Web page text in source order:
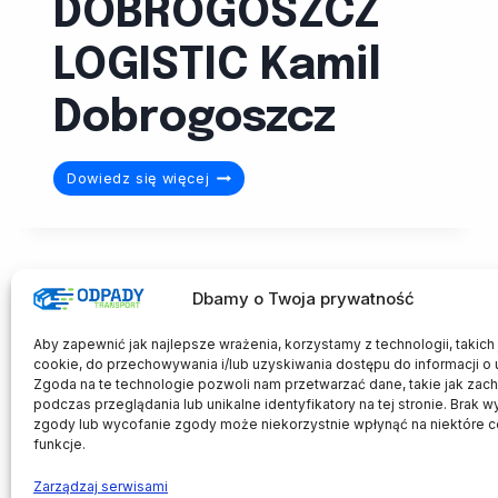
Dbamy o Twoja prywatność
Aby zapewnić jak najlepsze wrażenia, korzystamy z technologii, takich
cookie, do przechowywania i/lub uzyskiwania dostępu do informacji o
Zgoda na te technologie pozwoli nam przetwarzać dane, takie jak
podczas przeglądania lub unikalne identyfikatory na tej stronie. Brak
zgody lub wycofanie zgody może niekorzystnie wpłynąć na niektóre
funkcje.
Zarządzaj serwisami
DOBROGOSZCZ
LOGISTIC Kamil
Dobrogoszcz
Dowiedz się więcej DOBROGOSZCZ